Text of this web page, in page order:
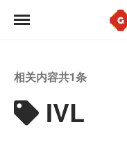
相关内容共1条
IVL